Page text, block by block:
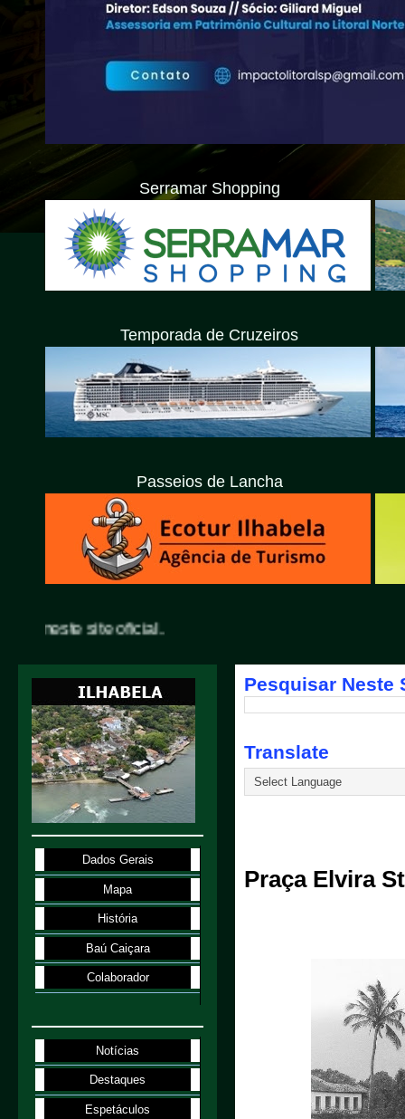
Serramar Shopping
Temporada de Cruzeiros
Passeios de Lancha
site oficial.
Pesquisar Neste
Translate
Praça Elvira
Dados Gerais
Mapa
História
Baú Caiçara
Colaborador
Notícias
Destaques
Espetáculos